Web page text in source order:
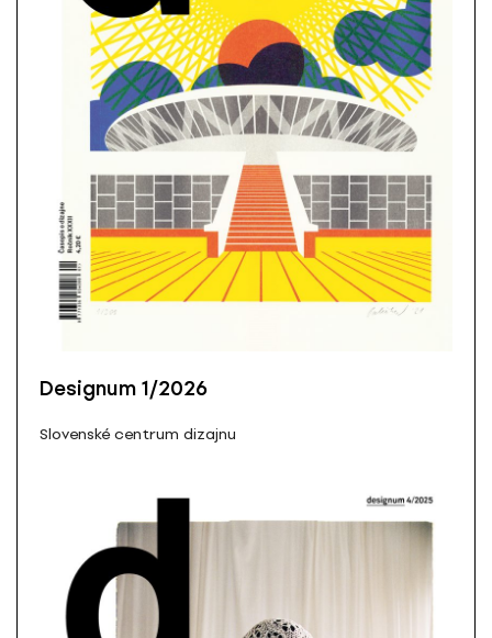
Designum 1/2026
Slovenské centrum dizajnu